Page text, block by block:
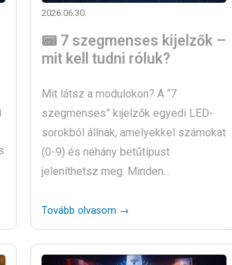
2026.06.30.
📟 7 szegmenses kijelzők –
mit kell tudni róluk?
Mit látsz a modulokon? A “7
szegmenses” kijelzők egyedi LED-
sorokból állnak, amelyekkel számokat
(0-9) és néhány betűtípust
jeleníthetsz meg. Minden...
Tovább olvasom →